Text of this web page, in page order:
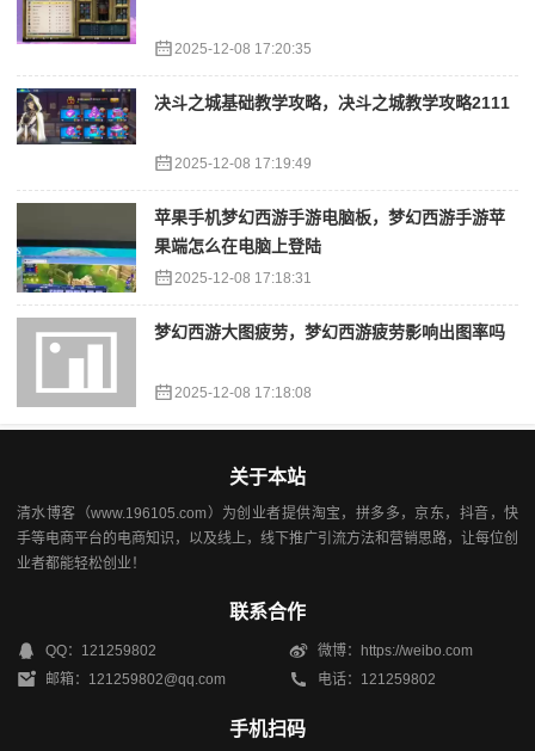
2025-12-08 17:20:35
决斗之城基础教学攻略，决斗之城教学攻略2111
2025-12-08 17:19:49
苹果手机梦幻西游手游电脑板，梦幻西游手游苹
果端怎么在电脑上登陆
2025-12-08 17:18:31
梦幻西游大图疲劳，梦幻西游疲劳影响出图率吗
2025-12-08 17:18:08
关于本站
清水博客（www.196105.com）为创业者提供淘宝，拼多多，京东，抖音，快
手等电商平台的电商知识，以及线上，线下推广引流方法和营销思路，让每位创
业者都能轻松创业！
联系合作
QQ：121259802
微博：https://weibo.com
邮箱：121259802@qq.com
电话：121259802
手机扫码